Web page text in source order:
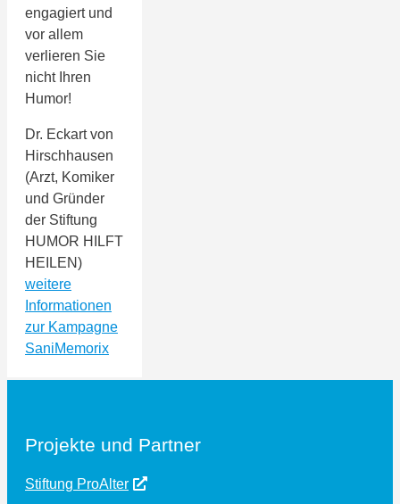
engagiert und
vor allem
verlieren Sie
nicht Ihren
Humor!
Dr. Eckart von
Hirschhausen
(Arzt, Komiker
und Gründer
der Stiftung
HUMOR HILFT
HEILEN)
weitere
Informationen
zur Kampagne
SaniMemorix
Projekte und Partner
Stiftung ProAlter